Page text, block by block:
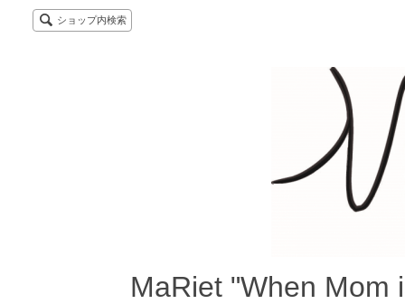
ショップ内検索
MaRiet "When Mom